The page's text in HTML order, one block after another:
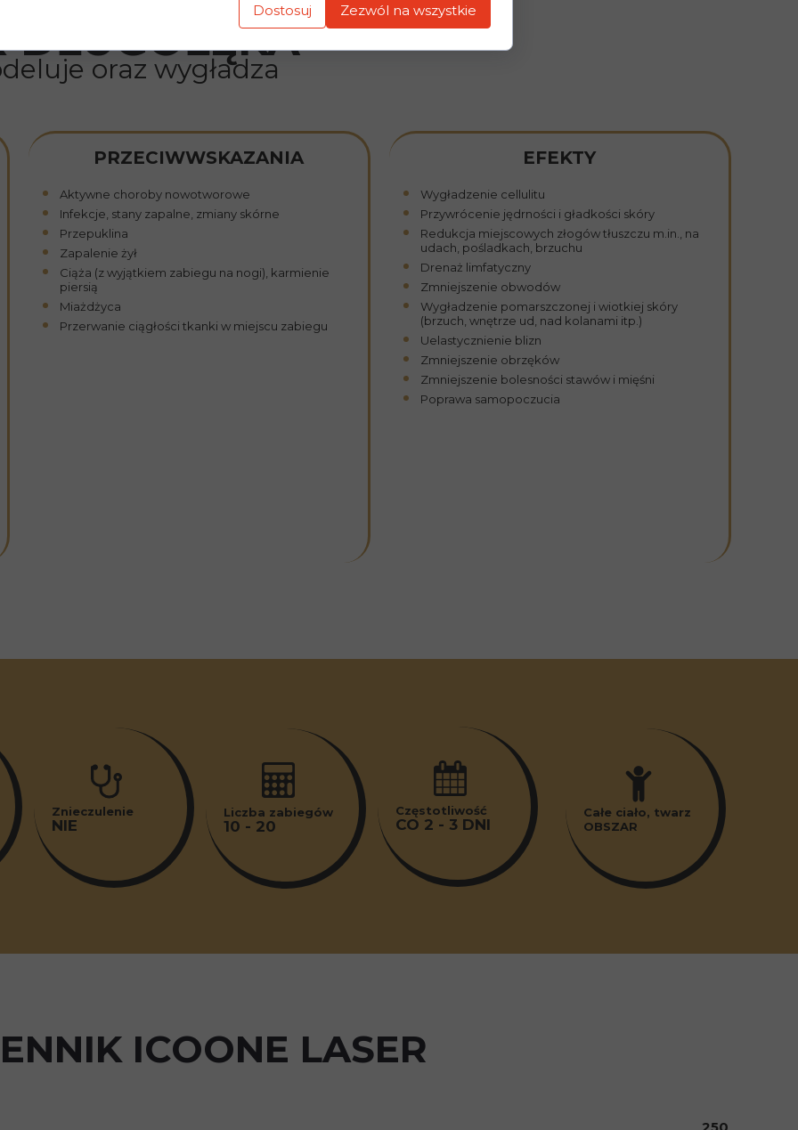
ICOONE LASER
EFEKTY
Wygładzenie cellulitu
Przywrócenie jędrności i gładkości skóry
Redukcja miejscowych złogów tłuszczu m.in., na
udach, pośladkach, brzuchu
Drenaż limfatyczny
Zmniejszenie obwodów
Wygładzenie pomarszczonej i wiotkiej skóry
(brzuch, wnętrze ud, nad kolanami itp.)
Uelastycznienie blizn
Zmniejszenie obrzęków
Zmniejszenie bolesności stawów i mięśni
Poprawa samopoczucia
PRZECIWWSKAZANIA
Aktywne choroby nowotworowe
Infekcje, stany zapalne, zmiany skórne
Przepuklina
Zapalenie żył
Ciąża (z wyjątkiem zabiegu na nogi), karmienie
piersią
Miażdżyca
Przerwanie ciągłości tkanki w miejscu zabiegu
DŁUGOŁĘKA
oraz wygładza
Częstotliwość
CO 2 - 3 DNI
Liczba zabiegów
10 - 20
Znieczulenie
NIE
Całe ciało, twarz
OBSZAR
Dostosuj Zezwól na wszystkie